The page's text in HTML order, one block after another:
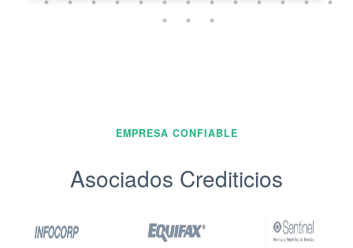
EMPRESA CONFIABLE
Asociados Crediticios